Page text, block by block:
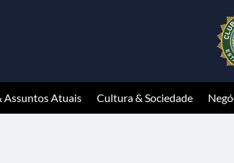
Assuntos Atuais Cultura & Sociedade